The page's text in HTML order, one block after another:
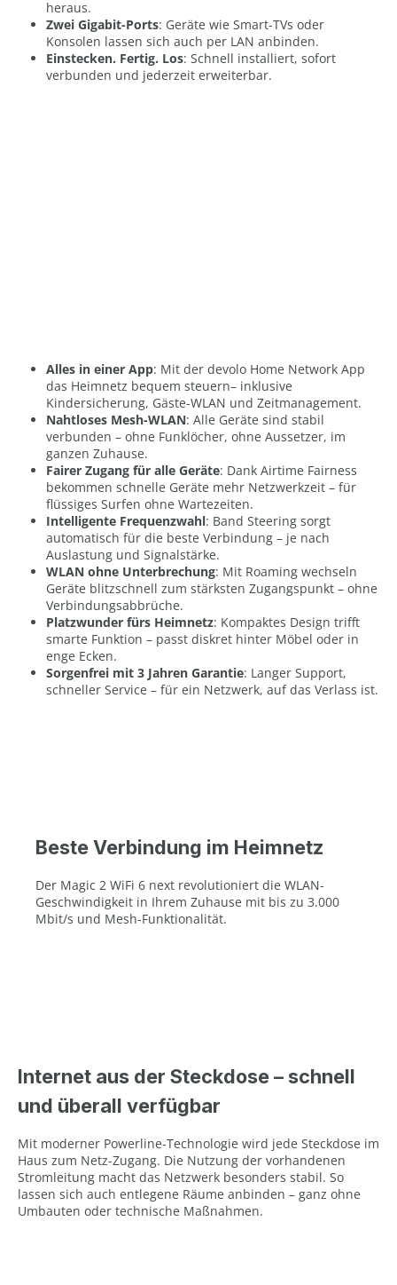
heraus.
Zwei Gigabit-Ports: Geräte wie Smart-TVs oder
Konsolen lassen sich auch per LAN anbinden.
Einstecken. Fertig. Los: Schnell installiert, sofort
verbunden und jederzeit erweiterbar.
Alles in einer App: Mit der devolo Home Network App
das Heimnetz bequem steuern– inklusive
Kindersicherung, Gäste-WLAN und Zeitmanagement.
Nahtloses Mesh-WLAN: Alle Geräte sind stabil
verbunden – ohne Funklöcher, ohne Aussetzer, im
ganzen Zuhause.
Fairer Zugang für alle Geräte: Dank Airtime Fairness
bekommen schnelle Geräte mehr Netzwerkzeit – für
flüssiges Surfen ohne Wartezeiten.
Intelligente Frequenzwahl: Band Steering sorgt
automatisch für die beste Verbindung – je nach
Auslastung und Signalstärke.
WLAN ohne Unterbrechung: Mit Roaming wechseln
Geräte blitzschnell zum stärksten Zugangspunkt – ohne
Verbindungsabbrüche.
Platzwunder fürs Heimnetz: Kompaktes Design trifft
smarte Funktion – passt diskret hinter Möbel oder in
enge Ecken.
Sorgenfrei mit 3 Jahren Garantie: Langer Support,
schneller Service – für ein Netzwerk, auf das Verlass ist.
Beste Verbindung im Heimnetz
Der Magic 2 WiFi 6 next revolutioniert die WLAN-
Geschwindigkeit in Ihrem Zuhause mit bis zu 3.000
Mbit/s und Mesh-Funktionalität.
Internet aus der Steckdose – schnell
und überall verfügbar
Mit moderner Powerline-Technologie wird jede Steckdose im
Haus zum Netz-Zugang. Die Nutzung der vorhandenen
Stromleitung macht das Netzwerk besonders stabil. So
lassen sich auch entlegene Räume anbinden – ganz ohne
Umbauten oder technische Maßnahmen.